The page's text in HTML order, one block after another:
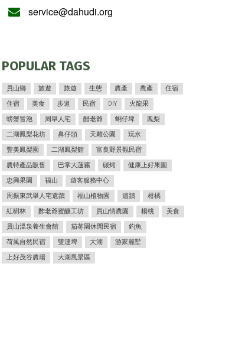
service@dahudi.org
POPULAR TAGS
員山鄉 旅遊 旅遊 生態 農產 農產
住宿
住宿
美食 步道 民宿 DIY
火龍果
螃蟹冒泡
周舉人宅 醋老爺 蜊仔埤
鳳梨
二湖鳳梨花坊
鼻仔頭 天雕公園
玩水
豐美鳳梨園
二湖鳳梨館
富良野景觀民宿
農特產品販售
巴掌大蓮霧 碳烤
健康上好果園
忠興果園
福山
遊客服務中心
周振東武舉人宅遺蹟
福山植物園 遺蹟
柑橘
紅樹林
酢老爺蜜釀工坊 員山情農園 楊桃
美食
員山溫泉養生會館
茄苳園休閒民宿
釣魚
荷風自然民宿
雙連埤 大湖
游家麗墅
上好茂谷農場
大湖風景區